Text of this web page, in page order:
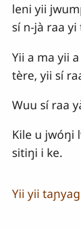
leni yii
sí n-jà raa yi
Yii a ma yii
tère, yii sí
Wuu sí raa
Kile u jwóŋi
sitiŋi i ke.
Yii yii